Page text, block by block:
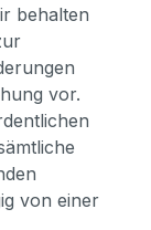
behalten
vor.
von einer